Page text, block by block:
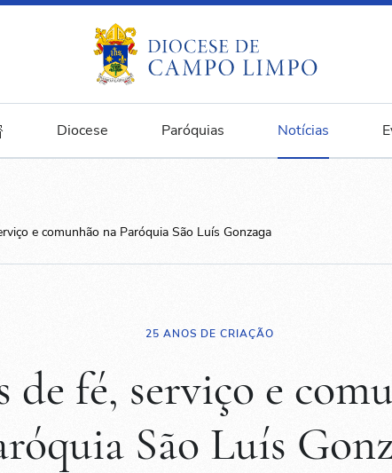
Diocese Paróquias Notícias
e comunhão na Paróquia São Luís Gonzaga
25 ANOS DE CRIAÇÃO
de fé, serviço e
São Luís